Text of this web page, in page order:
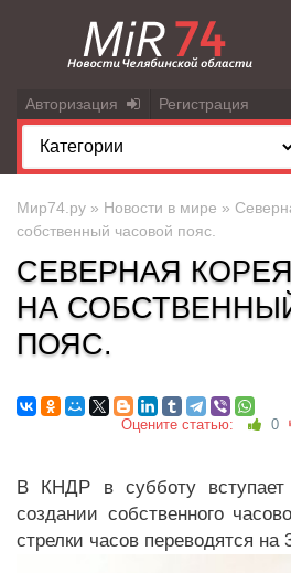
Авторизация Регистрация
Мир74.ру » Новости в мире »
собственный часовой пояс.
СЕВЕРНАЯ
НА
ПОЯС.
Оцените статью: 0
В КНДР в субботу
создании собственного
стрелки часов переводятся на